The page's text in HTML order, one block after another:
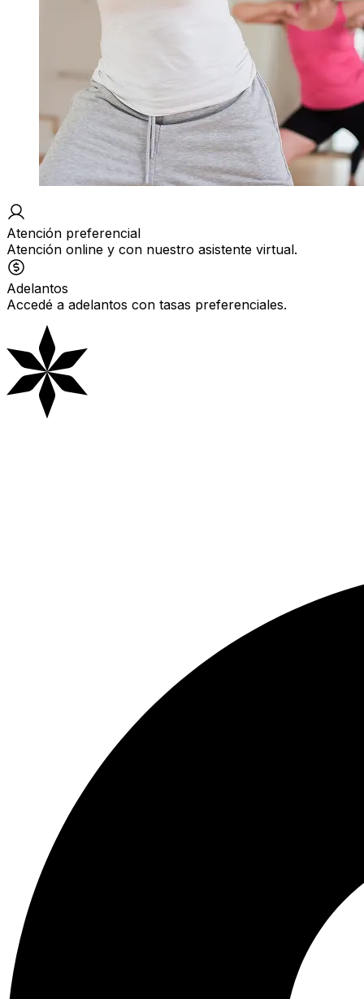
Atención preferencial
Atención online y con nuestro asistente virtual.
Adelantos
Accedé a adelantos con tasas preferenciales.